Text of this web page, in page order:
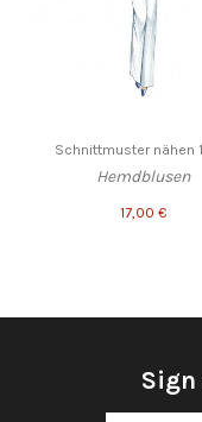
Schnittmuster nähen
Hemdblusen
17,00 €
Sign